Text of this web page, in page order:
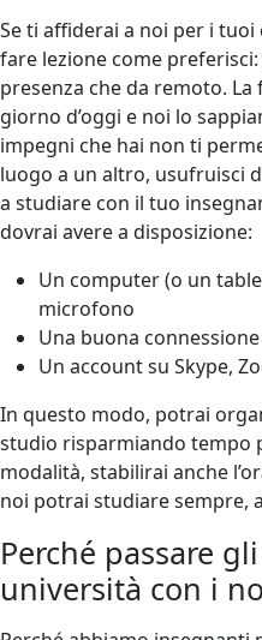
Se ti affiderai a noi per i
fare lezione come
presenza che da remoto.
giorno d’oggi e noi lo
impegni che hai non ti
luogo a un altro, usufruisci
a studiare con il tuo
dovrai avere a disposizione:
Un computer (o un
microfono
Una buona
Un account su Skype,
In questo modo, potrai
studio risparmiando tempo
modalità, stabilirai anche
noi potrai studiare sempre,
Perché passare
università con i